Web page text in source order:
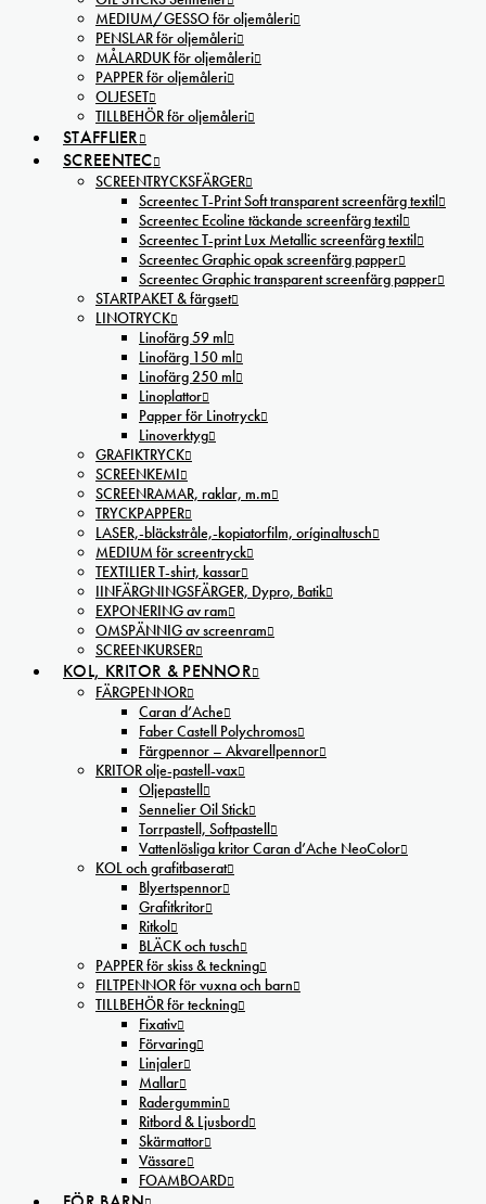
MEDIUM/GESSO för oljemåleri
PENSLAR för oljemåleri
MÅLARDUK för oljemåleri
PAPPER för oljemåleri
OLJESET
TILLBEHÖR för oljemåleri
STAFFLIER
SCREENTEC
SCREENTRYCKSFÄRGER
Screentec T-Print Soft transparent screenfärg textil
Screentec Ecoline täckande screenfärg textil
Screentec T-print Lux Metallic screenfärg textil
Screentec Graphic opak screenfärg papper
Screentec Graphic transparent screenfärg papper
STARTPAKET & färgset
LINOTRYCK
Linofärg 59 ml
Linofärg 150 ml
Linofärg 250 ml
Linoplattor
Papper för Linotryck
Linoverktyg
GRAFIKTRYCK
SCREENKEMI
SCREENRAMAR, raklar, m.m
TRYCKPAPPER
LASER,-bläckstråle,-kopiatorfilm, oríginaltusch
MEDIUM för screentryck
TEXTILIER T-shirt, kassar
IINFÄRGNINGSFÄRGER, Dypro, Batik
EXPONERING av ram
OMSPÄNNIG av screenram
SCREENKURSER
KOL, KRITOR & PENNOR
FÄRGPENNOR
Caran d’Ache
Faber Castell Polychromos
Färgpennor – Akvarellpennor
KRITOR olje-pastell-vax
Oljepastell
Sennelier Oil Stick
Torrpastell, Softpastell
Vattenlösliga kritor Caran d’Ache NeoColor
KOL och grafitbaserat
Blyertspennor
Grafitkritor
Ritkol
BLÄCK och tusch
PAPPER för skiss & teckning
FILTPENNOR för vuxna och barn
TILLBEHÖR för teckning
Fixativ
Förvaring
Linjaler
Mallar
Radergummin
Ritbord & Ljusbord
Skärmattor
Vässare
FOAMBOARD